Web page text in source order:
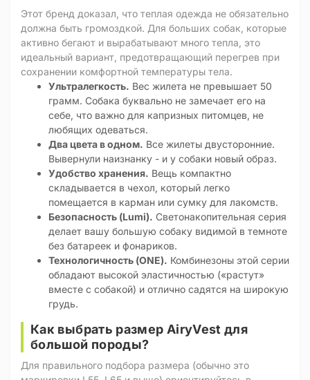
Этот бренд доказал, что теплая одежда не обязательно
должна быть громоздкой. Для больших собак, которые
активно бегают и вырабатывают много тепла, это
идеальный вариант, предотвращающий перегрев при
сохранении комфортной температуры тела.
Ультралегкость. Вес жилета не превышает 50
грамм. Собака буквально не замечает его на
себе, что важно для капризных питомцев, не
любящих одеваться.
Два цвета в одном. Все жилеты двусторонние.
Вывернули наизнанку - и у собаки новый образ.
Удобство хранения. Вещь компактно
складывается в чехол, который легко
помещается в карман или сумку для лакомств.
Безопасность (Lumi). Светонакопительная серия
делает вашу большую собаку видимой в темноте
без батареек и фонариков.
Технологичность (ONE). Комбинезоны этой серии
обладают высокой эластичностью («растут»
вместе с собакой) и отлично садятся на широкую
грудь.
Как выбрать размер AiryVest для
большой породы?
Для правильного подбора размера (обычно это